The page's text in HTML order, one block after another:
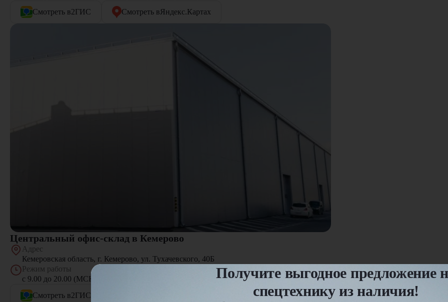
Смотреть в2ГИС Смотреть вЯндекс.Картах
Центральный офис-склад в Кемерово
Адрес
Кемеровская область, г. Кемерово, ул. Тухачевского, 40Б
Режим работы
с 9.00 до 20.00 (МСК+4), Пн - Пт, выходной: Cуббота, Воскресенье
Смотреть в2ГИС
Получите выгодное предложение
спецтехнику из наличия!